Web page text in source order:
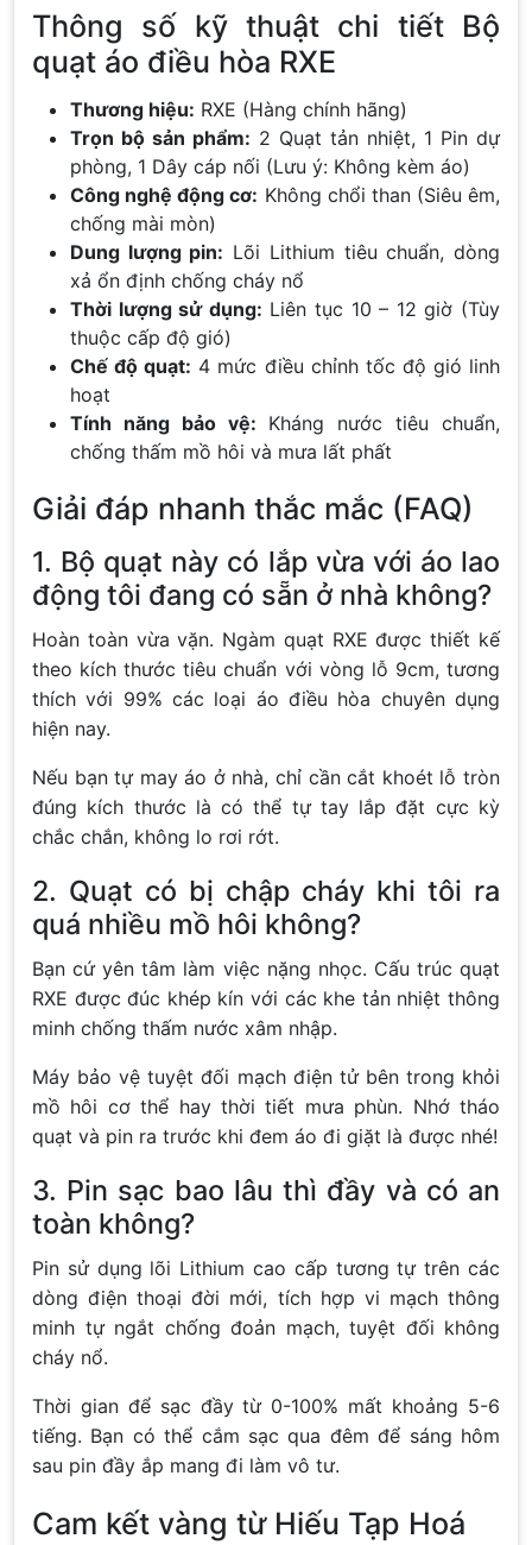
Thông số kỹ thuật chi tiết Bộ
quạt áo điều hòa RXE
Thương hiệu: RXE (Hàng chính hãng)
Trọn bộ sản phẩm: 2 Quạt tản nhiệt, 1 Pin dự
phòng, 1 Dây cáp nối (Lưu ý: Không kèm áo)
Công nghệ động cơ: Không chổi than (Siêu êm,
chống mài mòn)
Dung lượng pin: Lõi Lithium tiêu chuẩn, dòng
xả ổn định chống cháy nổ
Thời lượng sử dụng: Liên tục 10 – 12 giờ (Tùy
thuộc cấp độ gió)
Chế độ quạt: 4 mức điều chỉnh tốc độ gió linh
hoạt
Tính năng bảo vệ: Kháng nước tiêu chuẩn,
chống thấm mồ hôi và mưa lất phất
Giải đáp nhanh thắc mắc (FAQ)
1. Bộ quạt này có lắp vừa với áo lao
động tôi đang có sẵn ở nhà không?
Hoàn toàn vừa vặn. Ngàm quạt RXE được thiết kế
theo kích thước tiêu chuẩn với vòng lỗ 9cm, tương
thích với 99% các loại áo điều hòa chuyên dụng
hiện nay.
Nếu bạn tự may áo ở nhà, chỉ cần cắt khoét lỗ tròn
đúng kích thước là có thể tự tay lắp đặt cực kỳ
chắc chắn, không lo rơi rớt.
2. Quạt có bị chập cháy khi tôi ra
quá nhiều mồ hôi không?
Bạn cứ yên tâm làm việc nặng nhọc. Cấu trúc quạt
RXE được đúc khép kín với các khe tản nhiệt thông
minh chống thấm nước xâm nhập.
Máy bảo vệ tuyệt đối mạch điện tử bên trong khỏi
mồ hôi cơ thể hay thời tiết mưa phùn. Nhớ tháo
quạt và pin ra trước khi đem áo đi giặt là được nhé!
3. Pin sạc bao lâu thì đầy và có an
toàn không?
Pin sử dụng lõi Lithium cao cấp tương tự trên các
dòng điện thoại đời mới, tích hợp vi mạch thông
minh tự ngắt chống đoản mạch, tuyệt đối không
cháy nổ.
Thời gian để sạc đầy từ 0-100% mất khoảng 5-6
tiếng. Bạn có thể cắm sạc qua đêm để sáng hôm
sau pin đầy ắp mang đi làm vô tư.
Cam kết vàng từ Hiếu Tạp Hoá